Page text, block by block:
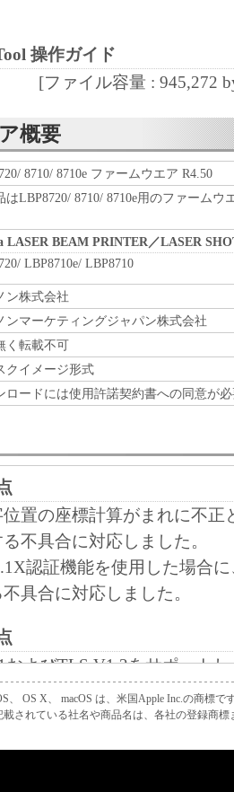
操作ガイド
[ファイル容量 : 945,272
概要
8710/ 8710e ファームウエア R4.50
はLBP8720/ 8710/ 8710e用のファームウ
LASER BEAM PRINTER／LASER
LBP8710e/ LBP8710
ン株式会社
ンマーケティングジャパン株式会社
く転載不可
クイメージ形式
ロードには使用許諾契約書への同意が
置の座標計算がまれに不正
不具合に対応しました。
認証機能を使用した場合
具合に対応しました。
およびTLS V1.2をサポート
非サポートにしました。
ジログプリント機能を追加
、 OS X、 macOS は、米国Apple Inc.の商標で
載されている社名や商品名は、各社の登録商標